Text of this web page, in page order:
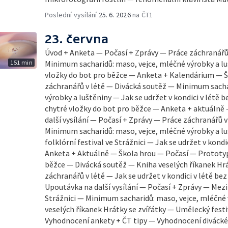
Poslední vysílání 25. 6. 2026na ČT1
151 min
23. června
Úvod + Anketa — Počasí + Zprávy — Práce
Minimum sacharidů: maso, vejce, mléčné výrobky
vložky do bot pro běžce — Anketa + Kalendárium —
záchranářů v létě — Divácká soutěž — Minimum
výrobky a luštěniny — Jak se udržet v kondici v létě
chytré vložky do bot pro běžce — Anketa +
další vysílání — Počasí + Zprávy — Práce záchranářů
Minimum sacharidů: maso, vejce, mléčné výrobky a
folklórní festival ve Strážnici — Jak se udržet v
Anketa + Aktuálně — Škola hrou — Počasí —
běžce — Divácká soutěž — Kniha veselých říkanek
záchranářů v létě — Jak se udržet v kondici v létě
Upoutávka na další vysílání — Počasí + Zprávy —
Strážnici — Minimum sacharidů: maso, vejce,
veselých říkanek Hrátky se zvířátky — Umělecký
Vyhodnocení ankety + ČT tipy — Vyhodnocení